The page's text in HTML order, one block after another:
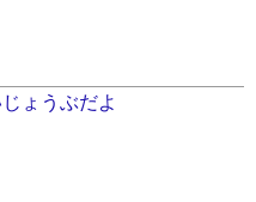
ょうぶだよ